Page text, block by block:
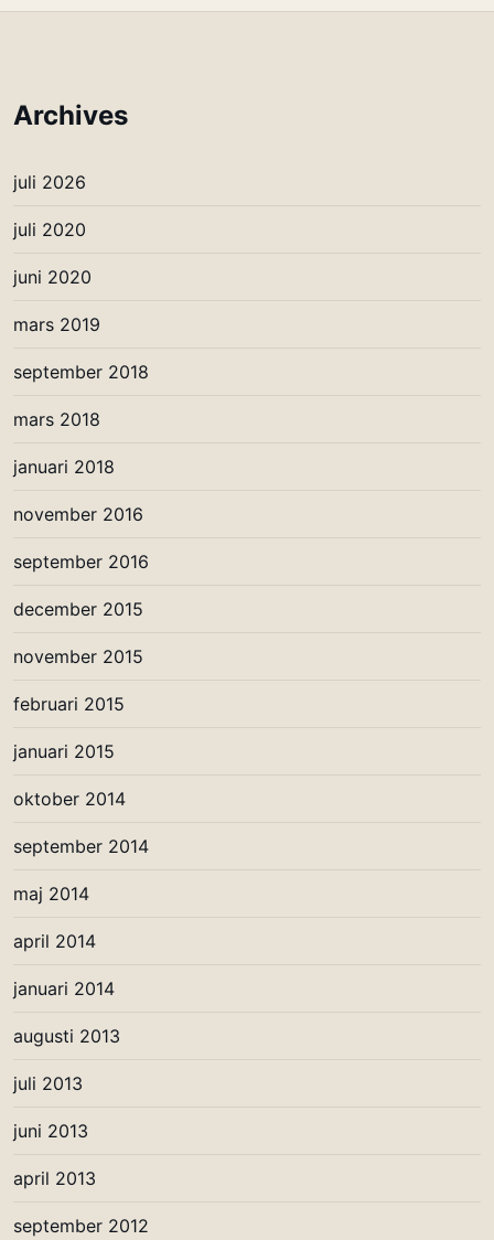
Archives
juli 2026
juli 2020
juni 2020
mars 2019
september 2018
mars 2018
januari 2018
november 2016
september 2016
december 2015
november 2015
februari 2015
januari 2015
oktober 2014
september 2014
maj 2014
april 2014
januari 2014
augusti 2013
juli 2013
juni 2013
april 2013
september 2012